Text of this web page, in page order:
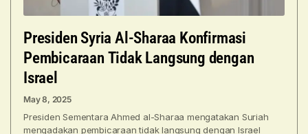
Presiden Syria Al-Sharaa Konfirmasi
Pembicaraan Tidak Langsung dengan
Israel
May 8, 2025
Presiden Sementara Ahmed al-Sharaa mengatakan Suriah
mengadakan pembicaraan tidak langsung dengan Israel